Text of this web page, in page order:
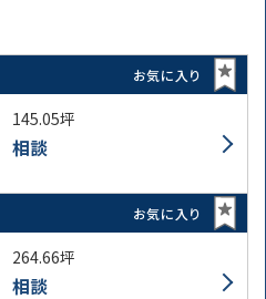
お気に入り
145.05坪
相談
お気に入り
264.66坪
相談